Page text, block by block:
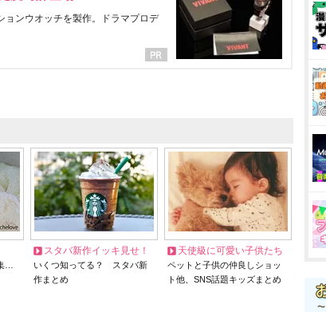
ョンウオッチを製作。ドラマプロデ
…
スタバ新作イッキ見せ！
いくつ知ってる？ スタバ新
作まとめ
天使級に可愛い子供たち
ペットと子供の仲良しショッ
ト他、SNS話題キッズまとめ